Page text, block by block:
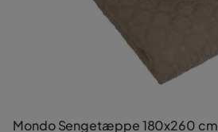
Mondo Sengetæppe 180x260 cm